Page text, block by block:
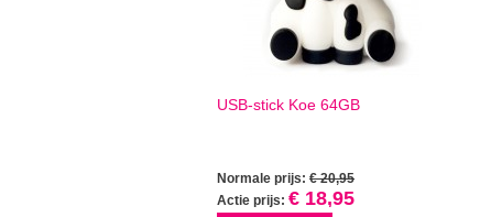
USB-stick Koe 64GB
Normale prijs: € 20,95
Actie prijs: € 18,95